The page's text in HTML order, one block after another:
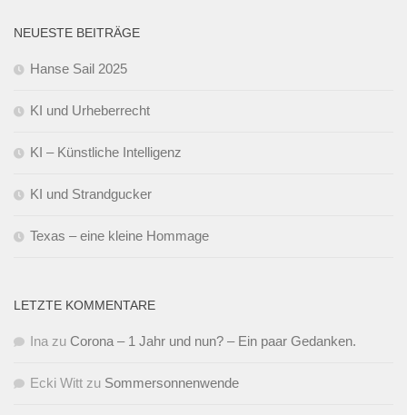
NEUESTE BEITRÄGE
Hanse Sail 2025
KI und Urheberrecht
KI – Künstliche Intelligenz
KI und Strandgucker
Texas – eine kleine Hommage
LETZTE KOMMENTARE
Ina zu Corona – 1 Jahr und nun? – Ein paar Gedanken.
Ecki Witt zu Sommersonnenwende